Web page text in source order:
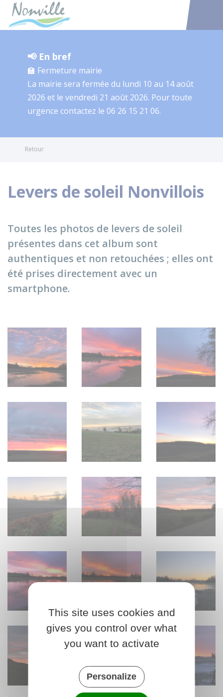
Accéder
📢 En bref
🏫 Fermeture mairie
La mairie sera fermée du lundi 10 au 14 août
2026 et le vendredi 21 août 2026. Pour toute
urgence contactez le 06 26 15 21 06.
Retour
Levers de soleil Nonvillois
Toutes les photos de levers de soleil
présentes dans cet album sont
authentiques et non retouchées ; elles ont
été prises directement avec un
smartphone.
Lever de soleil hivernal - Rue de Chauville
Lever de soleil hivernal - Rue de
Lever de soleil
Lever de soleil hivernal - Rue de la Vallée
Lever de soleil hivernal - Rue de
This site uses cookies and
gives you control over what
you want to activate
Personalize